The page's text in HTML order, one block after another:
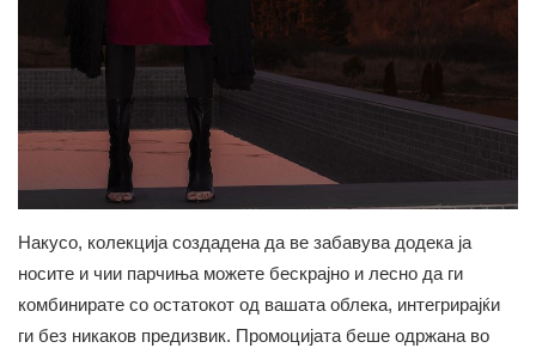
Накусо, колекција создадена да ве забавува додека ја
носите и чии парчиња можете бескрајно и лесно да ги
комбинирате со остатокот од вашата облека, интегрирајќи
ги без никаков предизвик. Промоцијата беше одржана во